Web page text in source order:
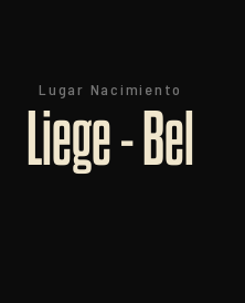
Lugar Nacimiento
Liege - Bel